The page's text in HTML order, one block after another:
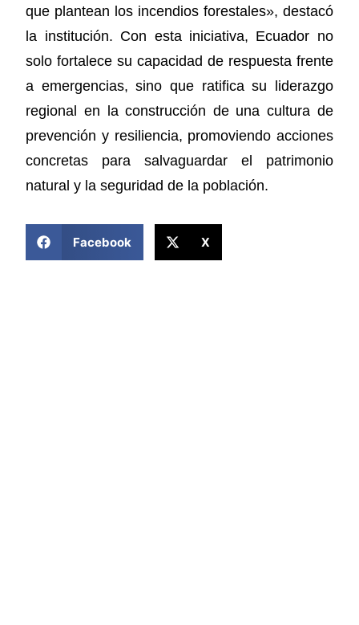
que plantean los incendios forestales», destacó
la institución. Con esta iniciativa, Ecuador no
solo fortalece su capacidad de respuesta frente
a emergencias, sino que ratifica su liderazgo
regional en la construcción de una cultura de
prevención y resiliencia, promoviendo acciones
concretas para salvaguardar el patrimonio
natural y la seguridad de la población.
Facebook X